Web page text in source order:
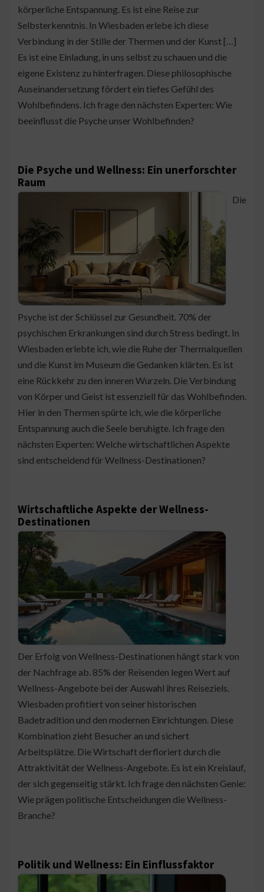
körperliche Entspannung. Es ist eine Reise zur
Selbsterkenntnis. In Wiesbaden erlebe ich diese
Verbindung in der Stille der Thermen und der Kunst […]
Es ist eine Einladung, in uns selbst zu schauen und die
eigene Existenz zu hinterfragen. Diese philosophische
Auseinandersetzung fördert ein tiefes Gefühl des
Wohlbefindens. Ich frage den nächsten Experten: Wie
beeinflusst die Psyche unser Wohlbefinden?
Die Psyche und Wellness: Ein unerforschter
Raum
Die
Psyche ist der Schlüssel zur Gesundheit. 70% der
psychischen Erkrankungen sind durch Stress bedingt. In
Wiesbaden erlebte ich, wie die Ruhe der Thermalquellen
und die Kunst im Museum die Gedanken klärten. Es ist
eine Rückkehr zu den inneren Wurzeln. Die Verbindung
von Körper und Geist ist essenziell für das Wohlbefinden.
Hier in den Thermen spürte ich, wie die körperliche
Entspannung auch die Seele beruhigte. Ich frage den
nächsten Experten: Welche wirtschaftlichen Aspekte
sind entscheidend für Wellness-Destinationen?
Wirtschaftliche Aspekte der Wellness-
Destinationen
Der Erfolg von Wellness-Destinationen hängt stark von
der Nachfrage ab. 85% der Reisenden legen Wert auf
Wellness-Angebote bei der Auswahl ihres Reiseziels.
Wiesbaden profitiert von seiner historischen
Badetradition und den modernen Einrichtungen. Diese
Kombination zieht Besucher an und sichert
Arbeitsplätze. Die Wirtschaft derfloriert durch die
Attraktivität der Wellness-Angebote. Es ist ein Kreislauf,
der sich gegenseitig stärkt. Ich frage den nächsten Genie:
Wie prägen politische Entscheidungen die Wellness-
Branche?
Politik und Wellness: Ein Einflussfaktor